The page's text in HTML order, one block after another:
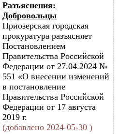
Разъяснения:
Добровольцы
Приозерская городская
прокуратура разъясняет
Постановлением
Правительства Российской
Федерации от 27.04.2024 №
551 «О внесении изменений
в постановление
Правительства Российской
Федерации от 17 августа
2019 г.
(добавлено 2024-05-30 )